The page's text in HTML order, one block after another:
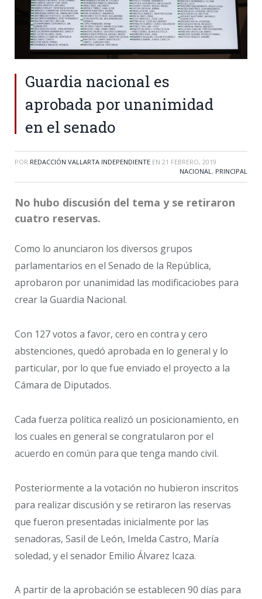
Guardia nacional es
aprobada por unanimidad
en el senado
POR REDACCIÓN VALLARTA INDEPENDIENTE EN 21 FEBRERO, 2019
NACIONAL, PRINCIPAL
No hubo discusión del tema y se retiraron
cuatro reservas.
Como lo anunciaron los diversos grupos
parlamentarios en el Senado de la República,
aprobaron por unanimidad las modificaciobes para
crear la Guardia Nacional.
Con 127 votos a favor, cero en contra y cero
abstenciones, quedó aprobada en lo general y lo
particular, por lo que fue enviado el proyecto a la
Cámara de Diputados.
Cada fuerza política realizó un posicionamiento, en
los cuales en general se congratularon por el
acuerdo en común para que tenga mando civil.
Posteriormente a la votación no hubieron inscritos
para realizar discusión y se retiraron las reservas
que fueron presentadas inicialmente por las
senadoras, Sasil de León, Imelda Castro, María
soledad, y el senador Emilio Álvarez Icaza.
A partir de la aprobación se establecen 90 días para